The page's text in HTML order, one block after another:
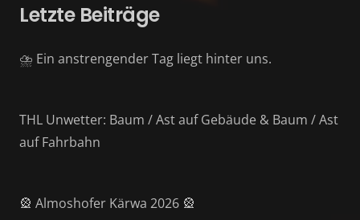
Letzte Beiträge
⛈️ Ein anstrengender Tag liegt hinter uns.
THL Unwetter: Baum / Ast auf Gebäude & Baum / Ast
auf Fahrbahn
🎡 Almoshofer Kärwa 2026 🎡